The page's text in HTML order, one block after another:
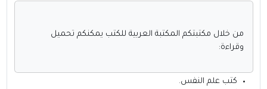
من خلال مكتبتكم المكتبة العربية للكتب يمكنكم تحميل
وقراءة:
كتب علم النفس.